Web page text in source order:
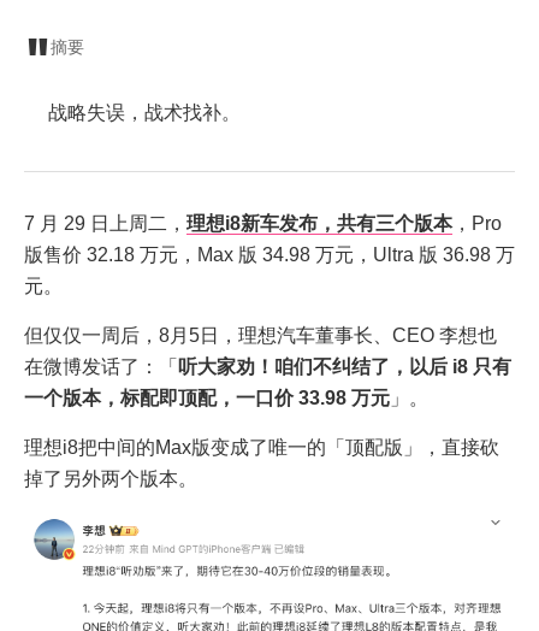
摘要
战略失误，战术找补。
7 月 29 日上周二， 理想i8新车发布，共有三个版本，Pro
版售价 32.18 万元，Max 版 34.98 万元，Ultra 版 36.98 万
元。
但仅仅一周后，8月5日，理想汽车董事长、CEO 李想也
在微博发话了：「 听大家劝！咱们不纠结了，以后 i8 只有
一个版本，标配即顶配，一口价 33.98 万元 」。
理想i8把中间的Max版变成了唯一的「顶配版」，直接砍
掉了另外两个版本。